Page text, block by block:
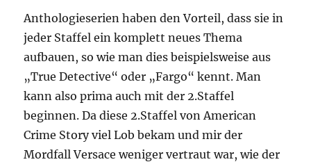
Anthologieserien haben den Vorteil, dass sie in
jeder Staffel ein komplett neues Thema
aufbauen, so wie man dies beispielsweise aus
„True Detective“ oder „Fargo“ kennt. Man
kann also prima auch mit der 2.Staffel
beginnen. Da diese 2.Staffel von American
Crime Story viel Lob bekam und mir der
Mordfall Versace weniger vertraut war, wie der